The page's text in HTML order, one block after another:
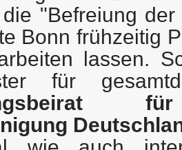
"Befreiung
Bonn frühzeitig
lassen.
für